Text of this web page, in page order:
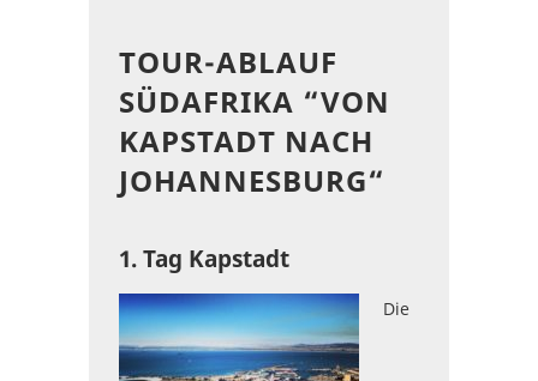
TOUR-ABLAUF
SÜDAFRIKA “VON
KAPSTADT NACH
JOHANNESBURG“
1. Tag Kapstadt
Die